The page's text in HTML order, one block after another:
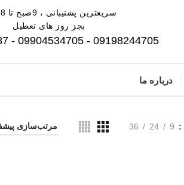
سریعترین پشتیبانی ، 9صبح تا 8 شب
بجز روز های تعطیل
09198244705 - 09904534705 - 021-77540187
درباره ما
9
24
36